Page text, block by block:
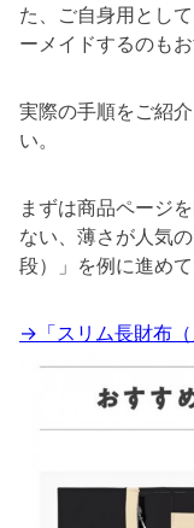
た、ご自身用とし
ーメイドするのもお
実際の手順をご紹
い。
まずは商品ページ
ない、薄さが人気
段）」を例に進めて
→「スリム長財布